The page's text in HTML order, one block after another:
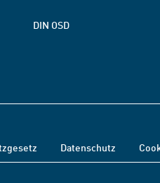
DIN OSD
Datenschutz